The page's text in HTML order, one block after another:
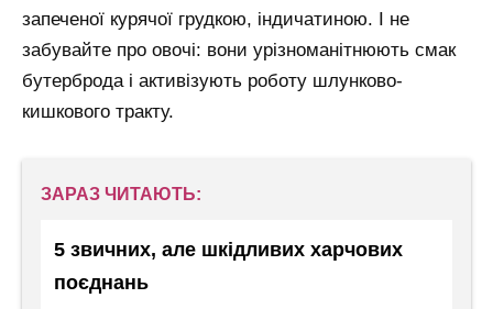
запеченої курячої грудкою, індичатиною. І не
забувайте про овочі: вони урізноманітнюють смак
бутерброда і активізують роботу шлунково-
кишкового тракту.
ЗАРАЗ ЧИТАЮТЬ:
5 звичних, але шкідливих харчових
поєднань